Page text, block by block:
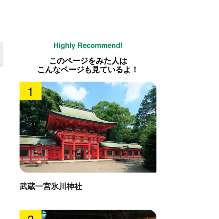
このページをみた人は
こんなページも見ているよ！
武蔵一宮氷川神社
1